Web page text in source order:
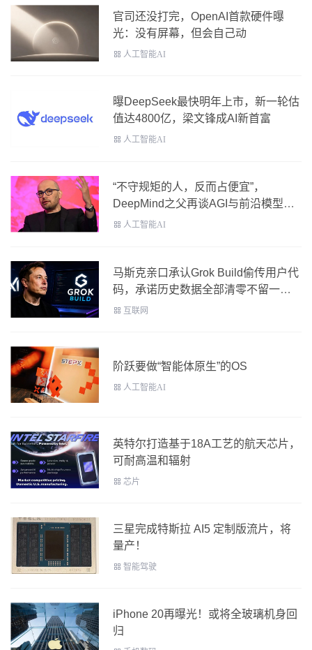
官司还没打完，OpenAI首款硬件曝
光：没有屏幕，但会自己动
人工智能AI
曝DeepSeek最快明年上市，新一轮估
值达4800亿，梁文锋成AI新首富
人工智能AI
“不守规矩的人，反而占便宜”，
DeepMind之父再谈AGI与前沿模型监
管 人工智能AI
马斯克亲口承认Grok Build偷传用户代
码，承诺历史数据全部清零不留一个
字节互联网
阶跃要做“智能体原生”的OS
人工智能AI
英特尔打造基于18A工艺的航天芯片，
可耐高温和辐射
芯片
三星完成特斯拉 AI5 定制版流片，将
量产！
智能驾驶
iPhone 20再曝光！或将全玻璃机身回
归